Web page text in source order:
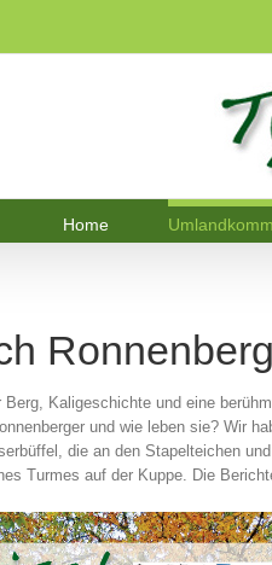
Home
Berg, Kaligeschichte und eine
und wie leben sie? Wir
die an den Stapelteichen
Turmes auf der Kuppe. Die